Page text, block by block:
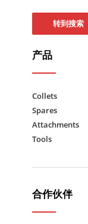
转到搜索
产品
Collets
Spares
Attachments
Tools
合作伙伴